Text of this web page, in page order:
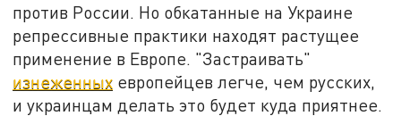
против России. Но обкатанные на Украине
репрессивные практики находят растущее
применение в Европе. "Застраивать"
изнеженных европейцев легче, чем русских,
и украинцам делать это будет куда приятнее.